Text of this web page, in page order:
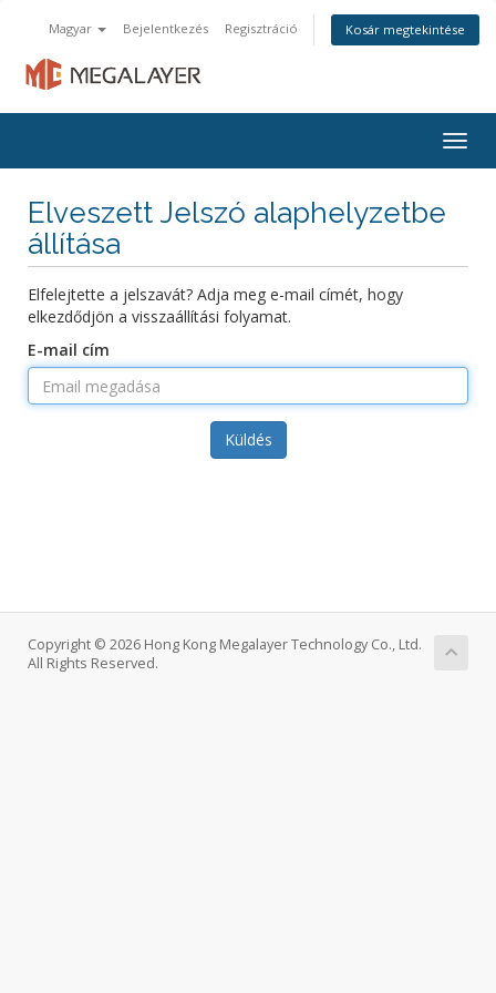
Magyar Bejelentkezés Regisztráció Kosár megtekintése
Elveszett Jelszó alaphelyzetbe
állítása
Elfelejtette a jelszavát? Adja meg e-mail címét, hogy
elkezdődjön a visszaállítási folyamat.
E-mail cím
Küldés
Copyright © 2026 Hong Kong Megalayer Technology Co., Ltd.
All Rights Reserved.